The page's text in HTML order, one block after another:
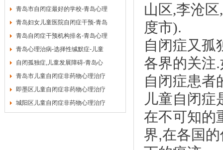
青岛市自闭症最好的学校-青岛心理
青岛妇女儿童医院自闭症干预-青岛
青岛自闭症干预机构排名-青岛心理
青岛心理治病-选择性缄默症-儿童
自闭孤独症,儿童发展障碍-青岛心
青岛市儿童自闭症非药物心理治疗
即墨区儿童自闭症非药物心理治疗
城阳区儿童自闭症非药物心理治疗
山区,李沧
度市).
自闭症又孤
各界的关注.
自闭症患者
儿童自闭症
在不可知的
界,在各国